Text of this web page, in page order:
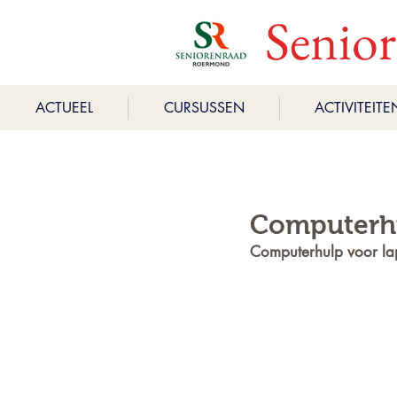
ACTUEEL CURSUSSEN
Computerhulp voor